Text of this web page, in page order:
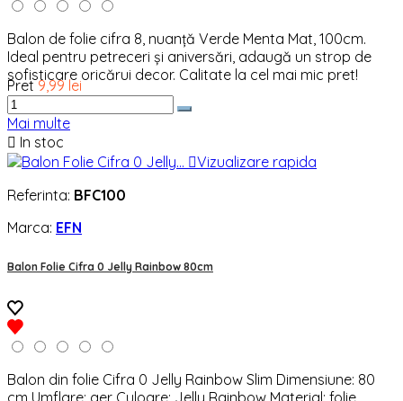
Balon de folie cifra 8, nuanță Verde Menta Mat, 100cm.
Ideal pentru petreceri și aniversări, adaugă un strop de
sofisticare oricărui decor. Calitate la cel mai mic pret!
Pret 9,99 lei
Mai multe
 In stoc
Vizualizare rapida
Referinta: BFC100
Marca: EFN
Balon Folie Cifra 0 Jelly Rainbow 80cm
Balon din folie Cifra 0 Jelly Rainbow Slim Dimensiune: 80